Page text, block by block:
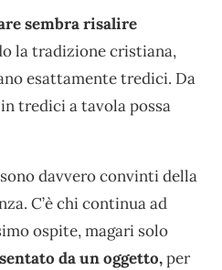
sembra risalire
la tradizione cristiana,
esattamente tredici. Da
tredici a tavola possa
davvero convinti della
C’è chi continua ad
ospite, magari solo
da un oggetto,per